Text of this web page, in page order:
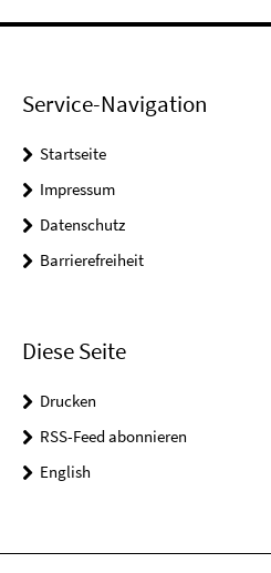
Service-Navigation
Startseite
Impressum
Datenschutz
Barrierefreiheit
Diese Seite
Drucken
RSS-Feed abonnieren
English